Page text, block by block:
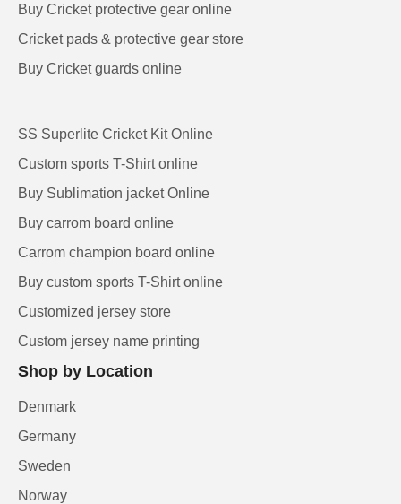
Buy Cricket protective gear online
Cricket pads & protective gear store
Buy Cricket guards online
SS Superlite Cricket Kit Online
Custom sports T-Shirt online
Buy Sublimation jacket Online
Buy carrom board online
Carrom champion board online
Buy custom sports T-Shirt online
Customized jersey store
Custom jersey name printing
Shop by Location
Denmark
Germany
Sweden
Norway